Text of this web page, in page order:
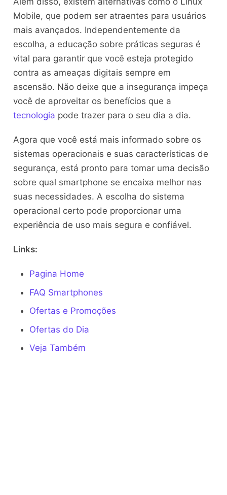
Mobile, que podem ser atraentes para usuários
mais avançados. Independentemente da
escolha, a educação sobre práticas seguras é
vital para garantir que você esteja protegido
contra as ameaças digitais sempre em
ascensão. Não deixe que a insegurança impeça
você de aproveitar os benefícios que a
tecnologia pode trazer para o seu dia a dia.
Agora que você está mais informado sobre os
sistemas operacionais e suas características de
segurança, está pronto para tomar uma decisão
sobre qual smartphone se encaixa melhor nas
suas necessidades. A escolha do sistema
operacional certo pode proporcionar uma
experiência de uso mais segura e confiável.
Links:
Pagina Home
FAQ Smartphones
Ofertas e Promoções
Ofertas do Dia
Veja Também